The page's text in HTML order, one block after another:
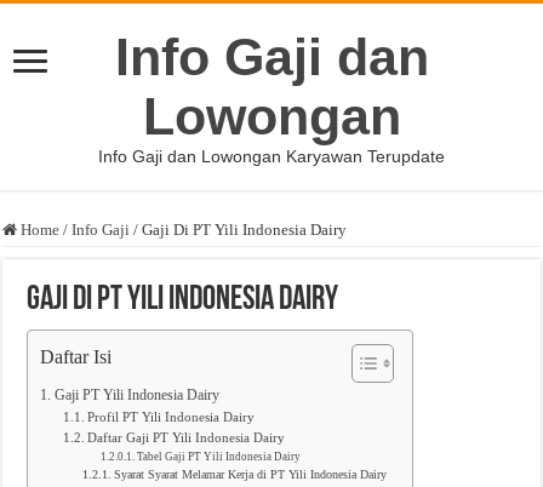
Info Gaji dan
Lowongan
Info Gaji dan Lowongan Karyawan Terupdate
Home / Info Gaji / Gaji Di PT Yili Indonesia Dairy
Gaji Di PT Yili Indonesia Dairy
Daftar Isi
Gaji PT Yili Indonesia Dairy
Profil PT Yili Indonesia Dairy
Daftar Gaji PT Yili Indonesia Dairy
Tabel Gaji PT Yili Indonesia Dairy
Syarat Syarat Melamar Kerja di PT Yili Indonesia Dairy